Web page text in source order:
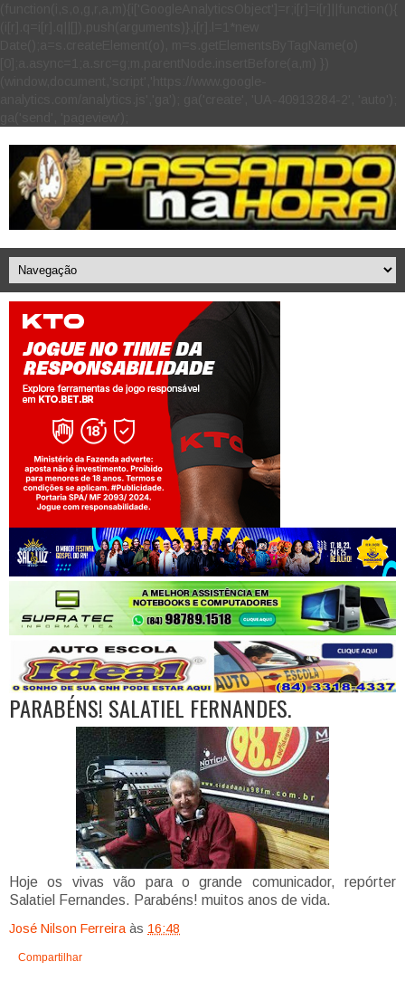
Jogue com responsabilidade. 18+
PARABÉNS! SALATIEL FERNANDES.
Hoje os vivas vão para o grande comunicador, repórter
Salatiel Fernandes. Parabéns! muitos anos de vida.
José Nilson Ferreiraàs 16:48
Compartilhar